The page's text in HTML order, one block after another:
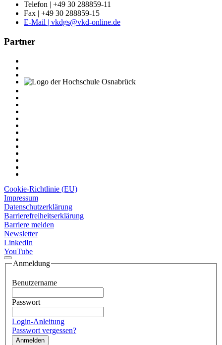
Telefon | +49 30 288859-11
Fax | +49 30 288859-15
E-Mail | vkdgs@vkd-online.de
Partner
Cookie-Richtlinie (EU)
Impressum
Datenschutzerklärung
Barrierefreiheitserklärung
Barriere melden
Newsletter
LinkedIn
YouTube
Anmeldung
Benutzername
Passwort
Login-Anleitung
Passwort vergessen?
Anmelden